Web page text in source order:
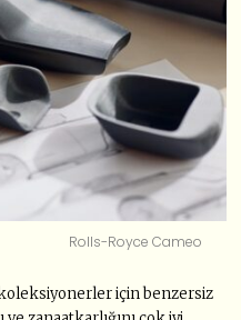
Rolls-Royce Cameo
için benzersiz